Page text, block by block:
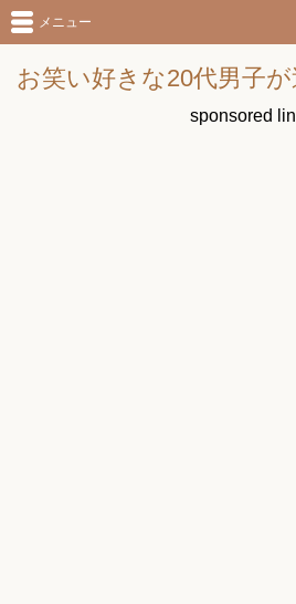
お笑い好きな20代男子が
メニュー
sponsored